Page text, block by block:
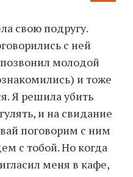
свою подругу.
с ней
молодой
и тоже
Я решила убить
и на свидание
поговорим с ним
с тобой. Но когда
меня в кафе,